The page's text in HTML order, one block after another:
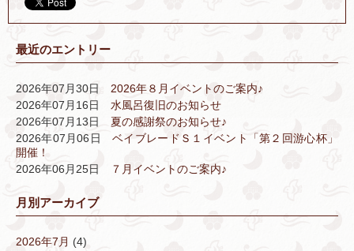
最近のエントリー
2026年07月30日 2026年８月イベントのご案内♪
2026年07月16日 水風呂復旧のお知らせ
2026年07月13日 夏の感謝祭のお知らせ♪
2026年07月06日ベイブレードＳ１イベント「第２回游心杯」
開催！
2026年06月25日
７月イベントのご案内♪
月別アーカイブ
2026年7月 (4)